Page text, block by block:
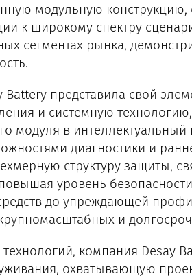
модульную
к широкому спектру
сегментах рынка,
Battery представила свой
и системную
модуля в
диагностики и
структуру защиты,
уровень
до упреждающей
и
компания Desay
охватывающую